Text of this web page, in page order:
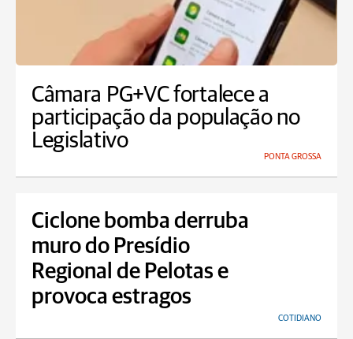
Câmara PG+VC fortalece a
participação da população no
Legislativo
PONTA GROSSA
Ciclone bomba derruba
muro do Presídio
Regional de Pelotas e
provoca estragos
COTIDIANO